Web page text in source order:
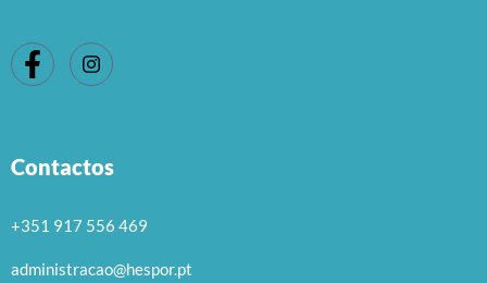
Contactos
+351 917 556 469
administracao@hespor.pt